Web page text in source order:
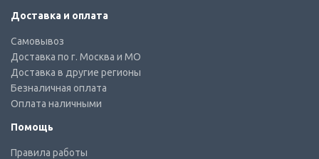
Доставка и оплата
Самовывоз
Доставка по г. Москва и МО
Доставка в другие регионы
Безналичная оплата
Оплата наличными
Помощь
Правила работы